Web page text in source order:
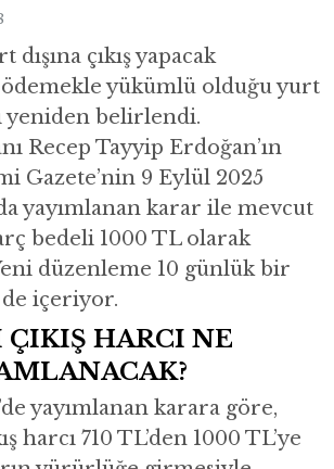
çıkış yapacak
ödemekle yükümlü olduğu yurt
yeniden belirlendi.
Recep Tayyip Erdoğan’ın
Gazete’nin 9 Eylül 2025
yayımlanan karar ile mevcut
bedeli 1000 TL olarak
düzenleme 10 günlük bir
içeriyor.
ÇIKIŞ HARCI NE
yayımlanan karara göre,
harcı 710 TL’den 1000 TL’ye